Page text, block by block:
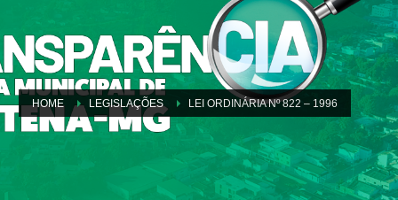
HOME LEGISLAÇÕES LEI ORDINÁRIA Nº 822 – 1996